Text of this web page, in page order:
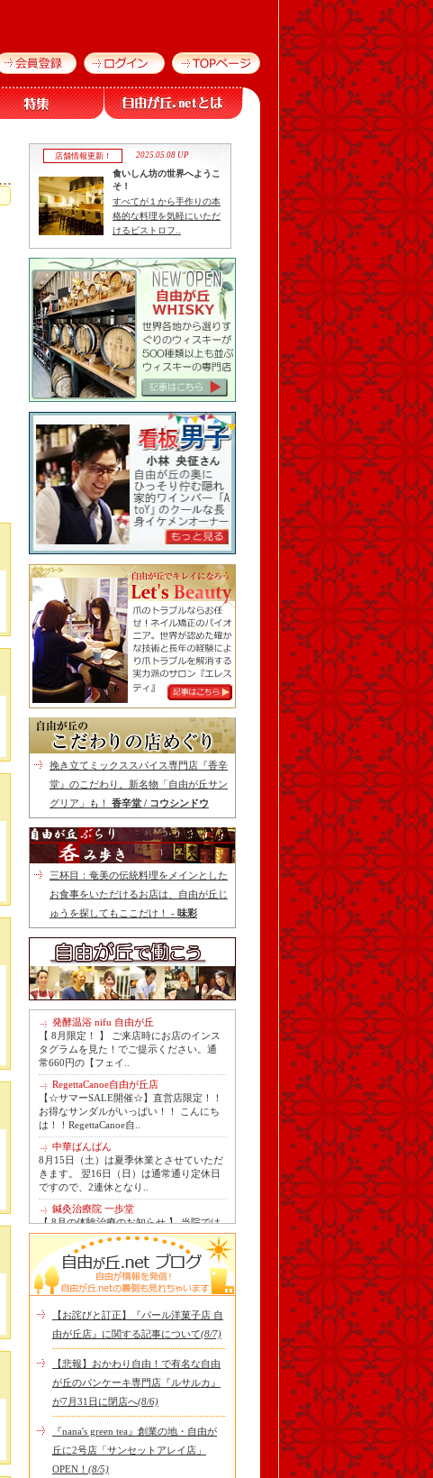
店舗情報更新！ 2025.05.08 UP
食いしん坊の世界へようこ
そ！
すべてが１から手作りの本
格的な料理を気軽にいただ
けるビストロフ..
挽き立てミックススパイス専門店『香辛
堂』のこだわり。新名物「自由が丘サン
グリア」も！ 香辛堂 / コウシンドウ
三杯目：奄美の伝統料理をメインとした
お食事をいただけるお店は、自由が丘じ
ゅうを探してもここだけ！ - 味彩
発酵温浴 nifu 自由が丘
【 8月限定！ 】 ご来店時にお店のインス
タグラムを見た！でご提示ください。通
常660円の【フェイ..
RegettaCanoe自由が丘店
【☆サマーSALE開催☆】直営店限定！！
お得なサンダルがいっぱい！！ こんにち
は！！RegettaCanoe自..
中華ばんばん
8月15日（土）は夏季休業とさせていただ
きます。 翌16日（日）は通常通り定休日
ですので、2連休となり..
鍼灸治療院 一歩堂
【 8月の体験治療のお知らせ 】 当院では
毎月第1月曜日を体験dayとし、当院の施
術をお得に体験し..
Le Monde Gourmand
今年も南アルプス @sachiblueberryfarm か
ら美味しいブルーベリーが😋
https://www.instagram.com/sachi..
tomoru
土曜日限定ランチセット(12:00〜15:00)は
じまりました！※数量限定その日のおす
cheese & booze ost
【 平日限定ランチメニュー 】 ワンプレー
色々付くようにな..
京都九条ねぎ焼き専門店 ねぎ家 -時代
家 旬-
【お詫びと訂正】『パール洋菓子店 自
由が丘店』に関する記事について(8/7)
【悲報】おかわり自由！で有名な自由
が丘のパンケーキ専門店『ルサルカ』
が7月31日に閉店へ(8/6)
『nana's green tea』創業の地・自由が
丘に2号店「サンセットアレイ店」
OPEN！ (8/5)